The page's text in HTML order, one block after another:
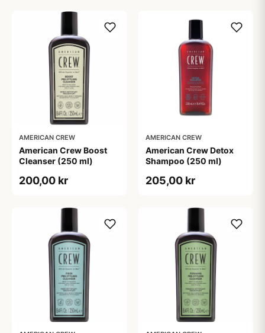
AMERICAN CREW
American Crew Boost
Cleanser (250 ml)
200,00 kr
AMERICAN CREW
American Crew Detox
Shampoo (250 ml)
205,00 kr